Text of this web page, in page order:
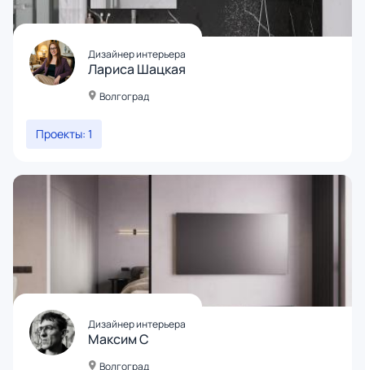
Дизайнер интерьера
Лариса Шацкая
Волгоград
Проекты: 1
Дизайнер интерьера
Максим С
Волгоград